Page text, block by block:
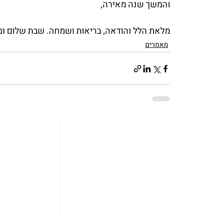
והמשך שנה מאירה,
מלאת הלל והודאה, בריאות ושמחה. שבת שלום
מאמרים